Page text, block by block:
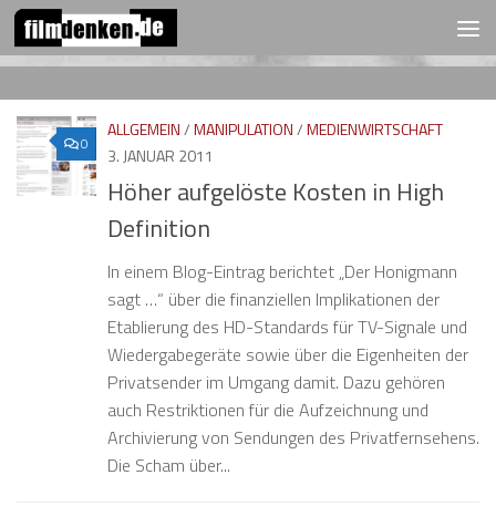
Zum Inhalt springenFOLGEN:
0
ALLGEMEIN/MANIPULATION/MEDIENWIRTSCHAFT
3. JANUAR 2011
Höher aufgelöste Kosten in High
Definition
In einem Blog-Eintrag berichtet „Der Honigmann
sagt …“ über die finanziellen Implikationen der
Etablierung des HD-Standards für TV-Signale und
Wiedergabegeräte sowie über die Eigenheiten der
Privatsender im Umgang damit. Dazu gehören
auch Restriktionen für die Aufzeichnung und
Archivierung von Sendungen des Privatfernsehens.
Die Scham über...